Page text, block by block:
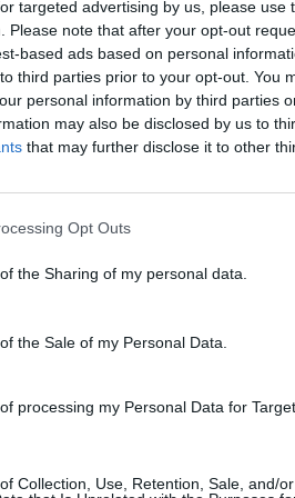
targeted advertising by us, please use
Please note that after your opt-out
based ads based on personal
third parties prior to your opt-out. You
personal information by third parties
may also be disclosed by us to
that may further disclose it to other
Opt Outs
the Sharing of my personal data.
the Sale of my Personal Data.
processing my Personal Data for
Collection, Use, Retention, Sale, and/
Sejmu ws. KRS? „Nadzieja
praworządności”